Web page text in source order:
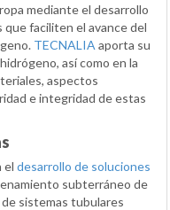
mediante el desarrollo
faciliten el avance del
TECNALIA aporta su
así como en la
aspectos
e integridad de estas
el desarrollo de soluciones
subterráneo de
sistemas tubulares